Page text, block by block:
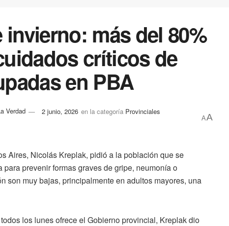
más del 80%
críticos de
en PBA
Verdad 2 junio, 2026 en la categoría Provinciales
AA
Aires, Nicolás Kreplak, pidió a la población que se
prevenir formas graves de gripe, neumonía o
son muy bajas, principalmente en adultos mayores, una
los lunes ofrece el Gobierno provincial, Kreplak dio